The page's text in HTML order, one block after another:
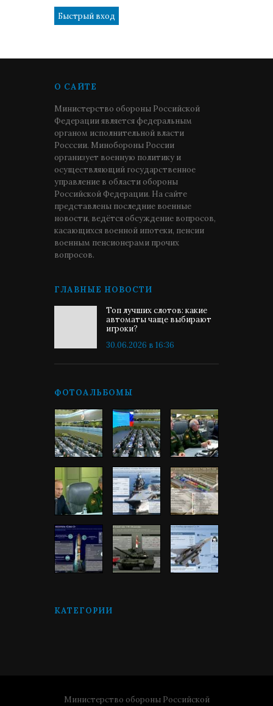
О САЙТЕ
Министерство обороны Российской
Федерации является федеральным
органом исполнительной власти
Росссии. Минобороны России
организует военную политику и
осуществляющий государственное
управление в области обороны
Российской Федерации. На сайте
представлены последние военные
новости, ведётся обсуждение вопросов,
касающихся военной ипотеки, пенсии
военным пенсионерами прочих
вопросов.
ГЛАВНЫЕ НОВОСТИ
Топ лучших слотов: какие
автоматы чаще выбирают
игроки?
30.06.2026 в 16:36
ФОТОАЛЬБОМЫ
КАТЕГОРИИ
Министерство обороны Российской